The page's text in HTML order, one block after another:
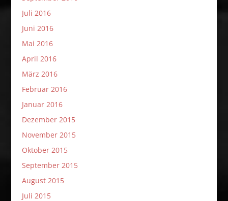
Juli 2016
Juni 2016
Mai 2016
April 2016
März 2016
Februar 2016
Januar 2016
Dezember 2015
November 2015
Oktober 2015
September 2015
August 2015
Juli 2015